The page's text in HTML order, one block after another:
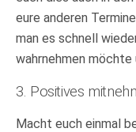
eure anderen
man es schnell
wahrnehmen
3. Positives
Macht euch einmal